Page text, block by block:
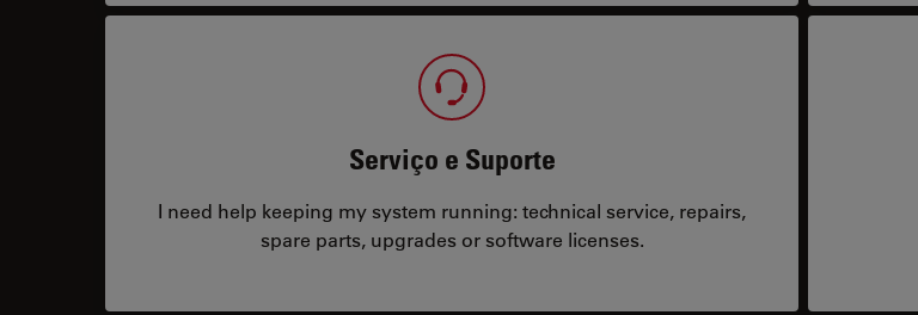
Serviço e Suporte
I need help keeping my system running: technical service, repairs,
spare parts, upgrades or software licenses.